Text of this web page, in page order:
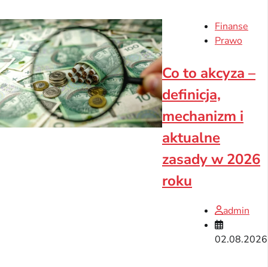
Finanse
Prawo
Co to akcyza –
definicja,
mechanizm i
aktualne
zasady w 2026
roku
admin
02.08.2026